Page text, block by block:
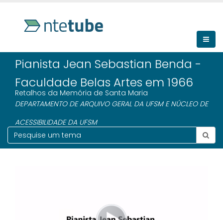
Pianista Jean Sebastian Benda -
Faculdade Belas Artes em 1966
Retalhos da Memória de Santa Maria
DEPARTAMENTO DE ARQUIVO GERAL DA UFSM E NÚCLEO DE
ACESSIBILIDADE DA UFSM